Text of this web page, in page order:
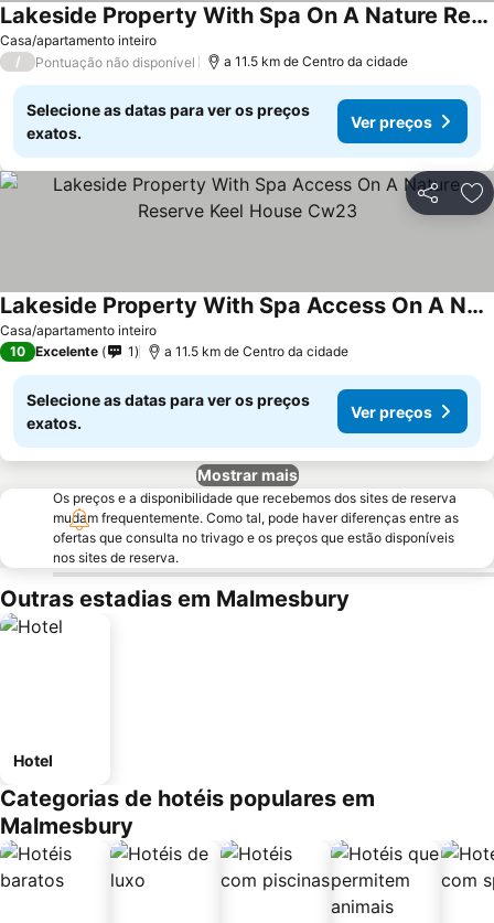
Casa/apartamento inteiro
Lakeside Property With Spa On A Nature Reserve Butterfly Sound Cw10
/ Pontuação não disponível a 11.5 km de Centro da cidade
Selecione as datas para ver os preços
exatos.
Ver preços
Partilhar
Casa/apartamento inteiro
Lakeside Property With Spa Access On A Nature Reserve Keel House Cw23
10 Excelente 1 a 11.5 km de Centro da cidade
Selecione as datas para ver os preços
exatos.
Ver preços
Mostrar mais
Os preços e a disponibilidade que recebemos dos sites de reserva
mudam frequentemente. Como tal, pode haver diferenças entre as
ofertas que consulta no trivago e os preços que estão disponíveis
nos sites de reserva.
Outras estadias em Malmesbury
Hotel
Categorias de hotéis populares em
Malmesbury